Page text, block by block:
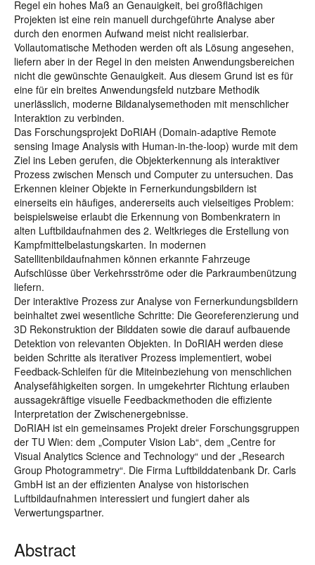
Regel ein hohes Maß an Genauigkeit, bei großflächigen
Projekten ist eine rein manuell durchgeführte Analyse aber
durch den enormen Aufwand meist nicht realisierbar.
Vollautomatische Methoden werden oft als Lösung angesehen,
liefern aber in der Regel in den meisten Anwendungsbereichen
nicht die gewünschte Genauigkeit. Aus diesem Grund ist es für
eine für ein breites Anwendungsfeld nutzbare Methodik
unerlässlich, moderne Bildanalysemethoden mit menschlicher
Interaktion zu verbinden.
Das Forschungsprojekt DoRIAH (Domain-adaptive Remote
sensing Image Analysis with Human-in-the-loop) wurde mit dem
Ziel ins Leben gerufen, die Objekterkennung als interaktiver
Prozess zwischen Mensch und Computer zu untersuchen. Das
Erkennen kleiner Objekte in Fernerkundungsbildern ist
einerseits ein häufiges, andererseits auch vielseitiges Problem:
beispielsweise erlaubt die Erkennung von Bombenkratern in
alten Luftbildaufnahmen des 2. Weltkrieges die Erstellung von
Kampfmittelbelastungskarten. In modernen
Satellitenbildaufnahmen können erkannte Fahrzeuge
Aufschlüsse über Verkehrsströme oder die Parkraumbenützung
liefern.
Der interaktive Prozess zur Analyse von Fernerkundungsbildern
beinhaltet zwei wesentliche Schritte: Die Georeferenzierung und
3D Rekonstruktion der Bilddaten sowie die darauf aufbauende
Detektion von relevanten Objekten. In DoRIAH werden diese
beiden Schritte als iterativer Prozess implementiert, wobei
Feedback-Schleifen für die Miteinbeziehung von menschlichen
Analysefähigkeiten sorgen. In umgekehrter Richtung erlauben
aussagekräftige visuelle Feedbackmethoden die effiziente
Interpretation der Zwischenergebnisse.
DoRIAH ist ein gemeinsames Projekt dreier Forschungsgruppen
der TU Wien: dem „Computer Vision Lab“, dem „Centre for
Visual Analytics Science and Technology“ und der „Research
Group Photogrammetry“. Die Firma Luftbilddatenbank Dr. Carls
GmbH ist an der effizienten Analyse von historischen
Luftbildaufnahmen interessiert und fungiert daher als
Verwertungspartner.
Abstract